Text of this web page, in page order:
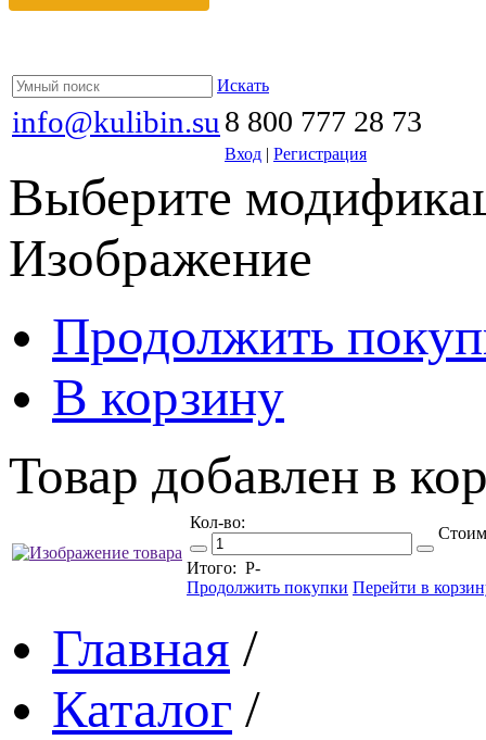
Искать
info@kulibin.su 8 800 777 28 73
Вход | Регистрация
Выберите
Изображение
Продолжить
В корзину
Товар добавлен в
Кол-во:
Итого: Р-
Продолжить покупки Перейти в
Главная /
Каталог /